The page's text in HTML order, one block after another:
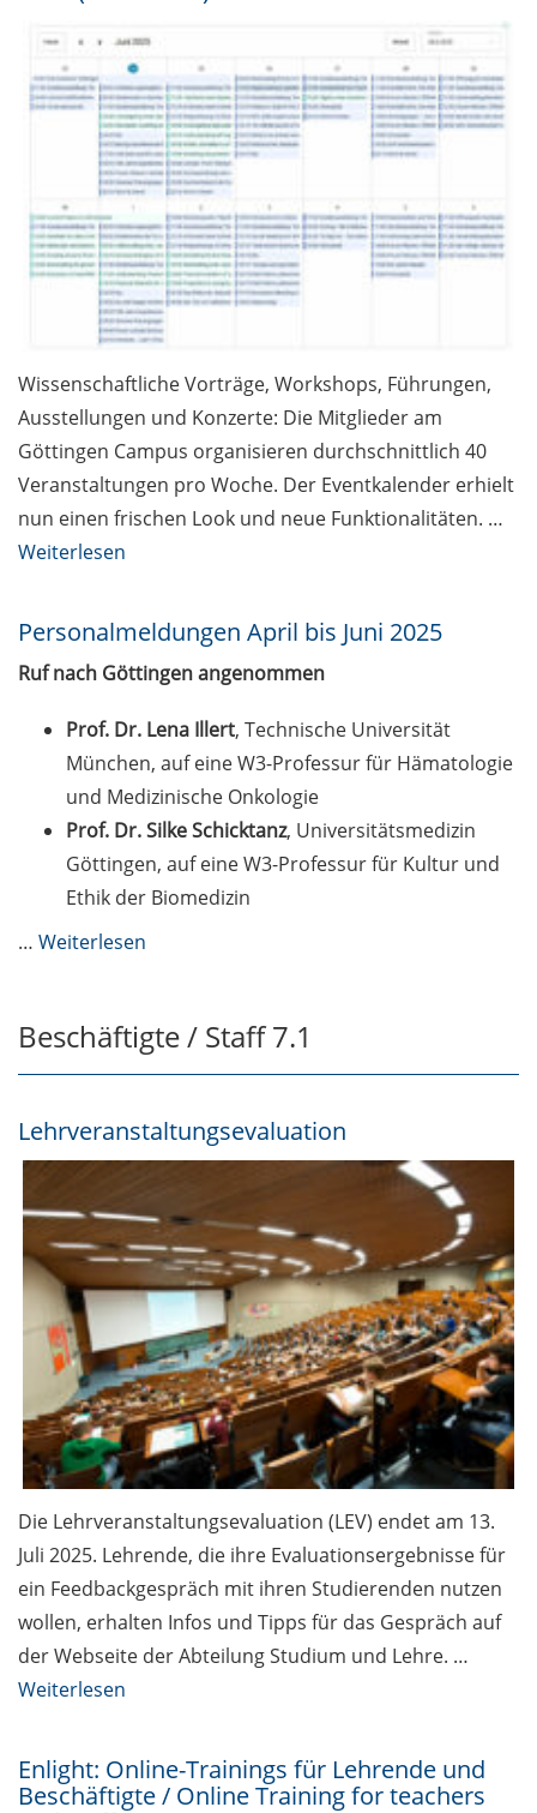
Wissenschaftliche Vorträge, Workshops, Führungen,
Ausstellungen und Konzerte: Die Mitglieder am
Göttingen Campus organisieren durchschnittlich 40
Veranstaltungen pro Woche. Der Eventkalender erhielt
nun einen frischen Look und neue Funktionalitäten. …
Weiterlesen
Personalmeldungen April bis Juni 2025
Ruf nach Göttingen angenommen
Prof. Dr. Lena Illert, Technische Universität
München, auf eine W3-Professur für Hämatologie
und Medizinische Onkologie
Prof. Dr. Silke Schicktanz, Universitätsmedizin
Göttingen, auf eine W3-Professur für Kultur und
Ethik der Biomedizin
… Weiterlesen
Beschäftigte / Staff 7.1
Lehrveranstaltungsevaluation
Die Lehrveranstaltungsevaluation (LEV) endet am 13.
Juli 2025. Lehrende, die ihre Evaluationsergebnisse für
ein Feedbackgespräch mit ihren Studierenden nutzen
wollen, erhalten Infos und Tipps für das Gespräch auf
der Webseite der Abteilung Studium und Lehre. …
Weiterlesen
Enlight: Online-Trainings für Lehrende und
Beschäftigte / Online Training for teachers